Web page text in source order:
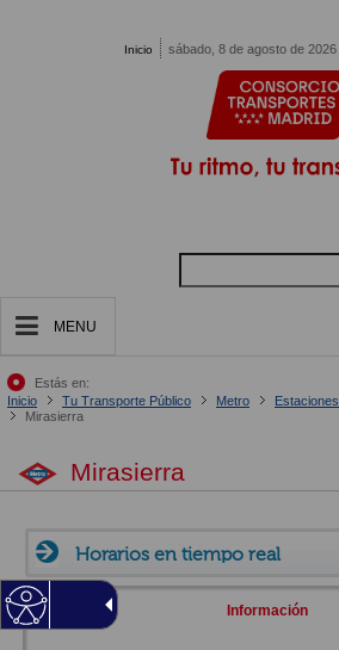
Inicio sábado, 8 de agosto de 2026
MENU
Estás en:
Inicio
Tu Transporte Público Metro
Estaciones
Mirasierra
Mirasierra
Horarios en tiempo real
Información